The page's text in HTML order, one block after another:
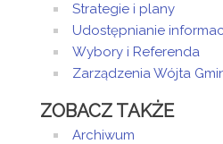
Strategie i plany
Udostępnianie
Wybory i Referenda
Zarządzenia Wójta
ZOBACZ TAKŻE
Archiwum